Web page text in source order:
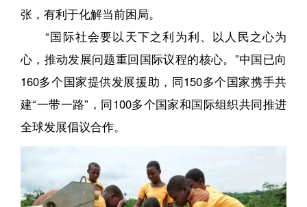
张，有利于化解当前困局。
“国际社会要以天下之利为利、以人民之心为
心，推动发展问题重回国际议程的核心。”中国已向
160多个国家提供发展援助，同150多个国家携手共
建“一带一路”，同100多个国家和国际组织共同推进
全球发展倡议合作。